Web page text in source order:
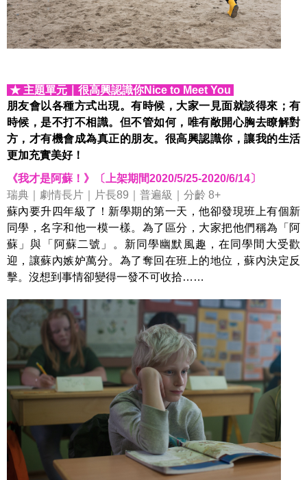
★ 主題單元｜ 很高興認識你Nice to Meet You
朋友會以各種方式出現。有時候，大家一見面就談得來；有
時候，是不打不相識。但不管如何，唯有敞開心胸去瞭解對
方，才有機會成為真正的朋友。很高興認識你，讓我的生活
更加充實美好！
《我才是阿蘇！》〔上架期間2020/5/25-2020/6/14〕
瑞典｜劇情長片｜片長89｜普遍級｜分齡 8+
蘇內要升四年級了！新學期的第一天，他卻發現班上有個新
同學，名字和他一模一樣。為了區分，大家把他們稱為「阿
蘇」與「阿蘇二號」。新同學幽默風趣，在同學間大受歡
迎，讓蘇內嫉妒萬分。為了奪回在班上的地位，蘇內決定反
擊。沒想到事情卻變得一發不可收拾……